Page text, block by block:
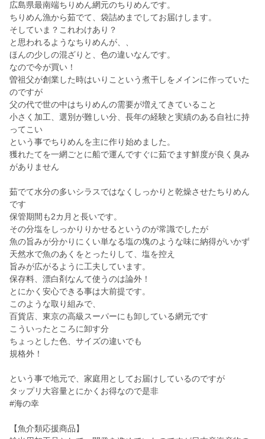
広島県最南端ちりめん網元のちりめんです。
ちりめん漁から茹でて、袋詰めまでしてお届けします。
そしていま？これわけあり？
と思われるようなちりめんが、、
ほんの少しの混ざりと、色の違いなんです。
なので今が買い！
曽祖父が創業した時はいりこという煮干しをメインに作っていた
のですが
父の代で世の中はちりめんの需要が増えてきていること
小さく加工、選別が難しい分、長年の経験と実績のある自社に持
ってこい
という事でちりめんを主に作り始めました。
獲れたてを一網ごとに船で運んですぐに茹でます鮮度が良く臭み
がありません
茹でて水分の多いシラスではなくしっかりと乾燥させたちりめん
です
保管期間も2カ月と長いです。
その分塩をしっかりりかせるというのが常識でしたが
魚の旨みが分かりにくい単なる塩の塊のような味に納得がいかず
天然水で魚のあくをとったりして、塩を控え
旨みが広がるように工夫しています。
保存料、漂白剤なんて使うのは論外！
とにかく安心できる事は大前提です。
このような取り組みで、
百貨店、東京の高級スーパーにも卸している網元です
こういったところに卸す分
ちょっとした色、サイズの違いでも
規格外！
という事で地元で、家庭用としてお届けしているのですが
タップリ大容量とにかくお得なので是非
#海の幸
【魚介類応援商品】